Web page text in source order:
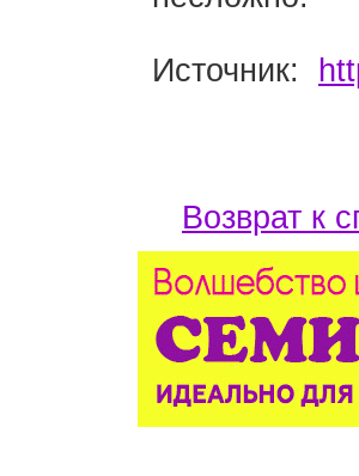
Источник:
Возврат к